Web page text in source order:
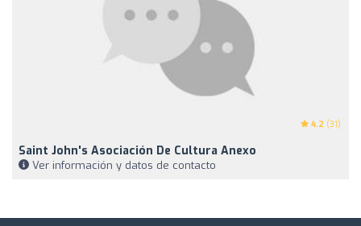
4.2 (31)
Saint John's Asociación De Cultura Anexo
Ver información y datos de contacto